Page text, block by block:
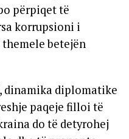
përpiqet të
korrupsioni i
betejën
dinamika diplomatike
paqeje filloi të
do të detyrohej